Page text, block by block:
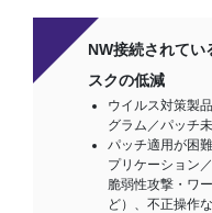
NW接続されてい
スクの低減
ウイルス対策製
グラム／パッチ
パッチ適用が困
プリケーション
脆弱性攻撃・ワ
ど）、不正操作